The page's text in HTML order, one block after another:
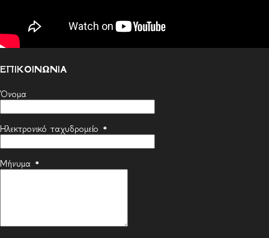
ΕΠΙΚΟΙΝΩΝΙΑ
Όνομα
Ηλεκτρονικό ταχυδρομείο *
Μήνυμα *